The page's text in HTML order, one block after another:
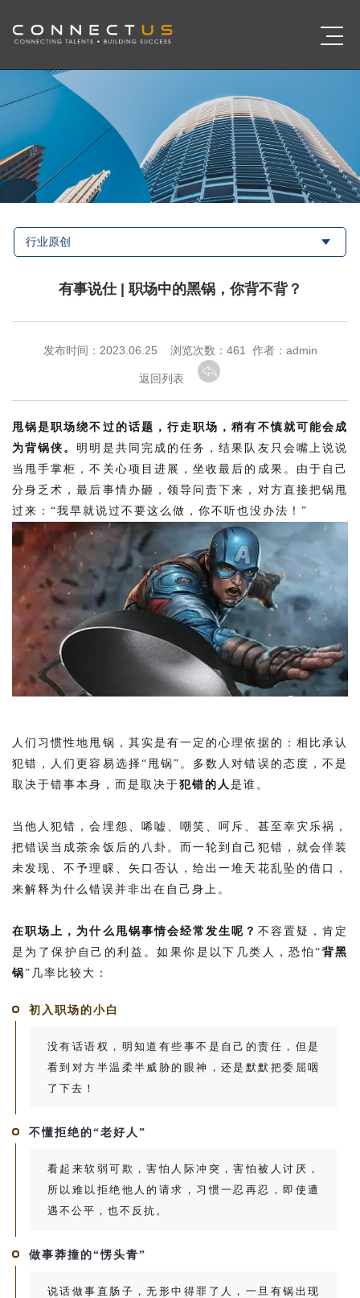
行业原创
有事说仕 | 职场中的黑锅，你背不背？
发布时间：2023.06.25 浏览次数： 461 作者：admin
返回列表
甩锅是职场绕不过的话题，行走职场，稍有不慎就可能会成
为背锅侠。 明明是共同完成的任务，结果队友只会嘴上说说
当甩手掌柜，不关心项目进展，坐收最后的成果。由于自己
分身乏术，最后事情办砸，领导问责下来，对方直接把锅甩
过来：“我早就说过不要这么做，你不听也没办法！”
人们习惯性地甩锅，其实是有一定的心理依据的：相比承认
犯错，人们更容易选择“甩锅”。多数人对错误的态度，不是
取决于错事本身，而是取决于犯错的人 是谁。
当他人犯错，会埋怨、唏嘘、嘲笑、呵斥、甚至幸灾乐祸，
把错误当成茶余饭后的八卦。而一轮到自己犯错，就会佯装
未发现、不予理睬、矢口否认，给出一堆天花乱坠的借口，
来解释为什么错误并非出在自己身上。
在职场上，为什么甩锅事情会经常发生呢？ 不容置疑，肯定
是为了保护自己的利益。如果你是以下几类人，恐怕“ 背黑
锅”几率比较大：
初入职场的小白
没有话语权，明知道有些事不是自己的责任，但是
看到对方半温柔半威胁的眼神，还是默默把委屈咽
了下去！
不懂拒绝的“老好人”
看起来软弱可欺，害怕人际冲突，害怕被人讨厌，
所以难以拒绝他人的请求，习惯一忍再忍，即使遭
遇不公平，也不反抗。
做事莽撞的“愣头青”
说话做事直肠子，无形中得罪了人，一旦有锅出现